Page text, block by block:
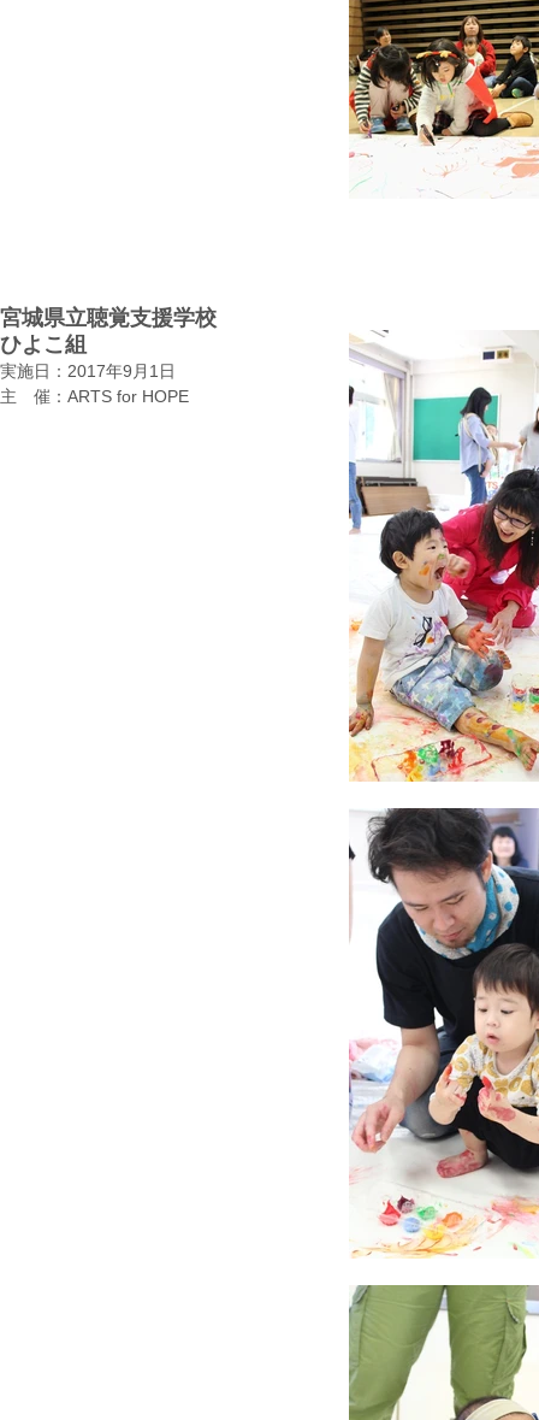
宮城県立聴覚支援学校
ひよこ組
実施日：2017年9月1日
​主 催：ARTS for HOPE